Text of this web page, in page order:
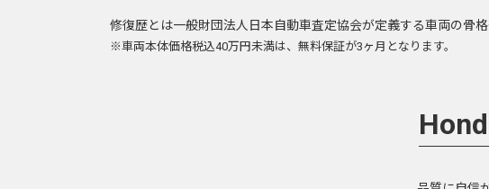
修復歴とは一般財団法人日本自動車査定協会が定義する車両の骨
※車両本体価格税込40万円未満は、無料保証が3ヶ月となります。